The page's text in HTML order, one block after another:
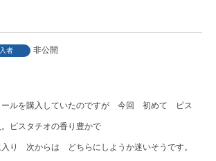
者
非公開
ルを購入していたのですが　今回　初めて　ピス
ピスタチオの香り豊かで
り　次からは　どちらにしようか迷いそうです。